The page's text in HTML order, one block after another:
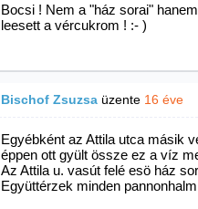
Bocsi ! Nem a "ház sorai"
leesett a vércukrom ! :- )
Bischof Zsuzsa üzente 16 éve
Egyébként az Attila utca másik
éppen ott gyült össze ez a víz
Az Attila u. vasút felé esö ház
Együttérzek minden